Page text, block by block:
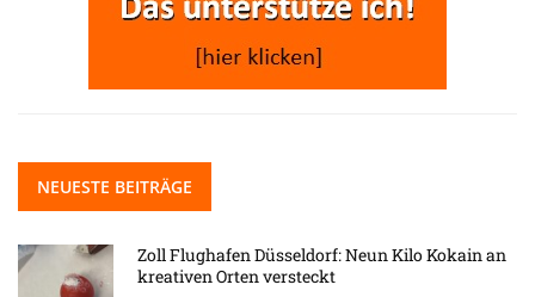
NEUESTE BEITRÄGE
Zoll Flughafen Düsseldorf: Neun Kilo Kokain an
kreativen Orten versteckt